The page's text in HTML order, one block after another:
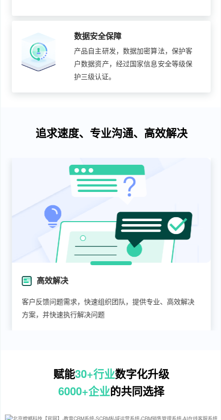
数据安全保障
产品自主研发，数据加密算法，保护客
户数据资产，经过国家信息安全等级保
护三级认证。
追求速度、专业沟通、高效解决
专业沟通
专属服务管家1V1 专业服务团队配置
赋能30+行业数字化升级
6000+企业的共同选择